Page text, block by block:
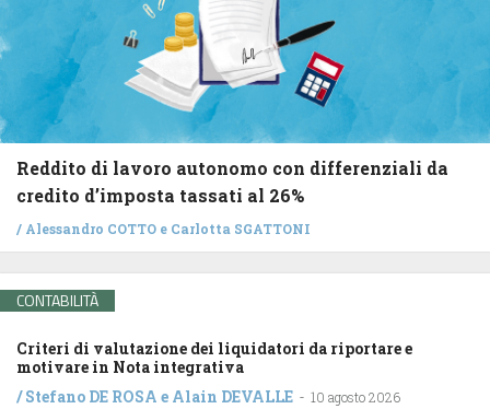
Reddito di lavoro autonomo con differenziali da
credito d’imposta tassati al 26%
/ Alessandro COTTO e Carlotta SGATTONI
CONTABILITÀ
Criteri di valutazione dei liquidatori da riportare e
motivare in Nota integrativa
/Stefano DE ROSA e Alain DEVALLE - 10 agosto 2026